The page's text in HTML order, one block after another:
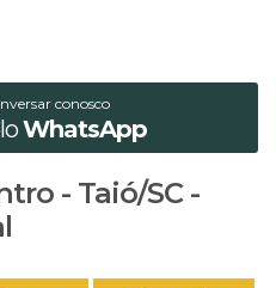
conosco
WhatsApp
- Taió/SC -